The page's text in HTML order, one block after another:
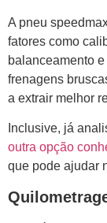
A pneu
fatores como
balanceamento
frenagens
a extrair melhor
Inclusive, já
outra opção
que pode ajudar